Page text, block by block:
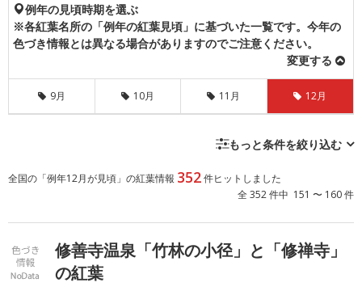
例年の見頃時期を選ぶ
※各紅葉名所の「例年の紅葉見頃」に基づいた一覧です。今年の
色づき情報とは異なる場合がありますのでご注意ください。
変更する
9月 10月 11月 12月
もっと条件を絞り込む
全国の「例年12月が見頃」の紅葉情報 352件ヒットしました
全 352 件中 151 〜 160 件
修善寺温泉「竹林の小径」と「修禅寺」
の紅葉